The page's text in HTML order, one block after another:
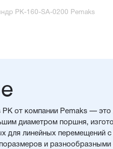
PK-160-SA-0200 Pemaks
от компании Pemaks — это
диаметром поршня,
для линейных перемещений
и